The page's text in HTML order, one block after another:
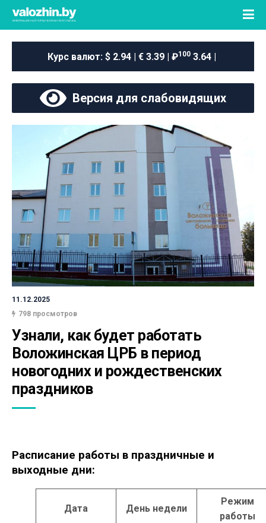
Курс валют: $ 2.94 | € 3.39 | ₽100 3.64 |
Версия для слабовидящих
11.12.2025
798 просмотров
Узнали, как будет работать
Воложинская ЦРБ в период
новогодних и рождественских
праздников
Расписание работы в праздничные и
выходные дни:
Дата День недели
Режим
работы